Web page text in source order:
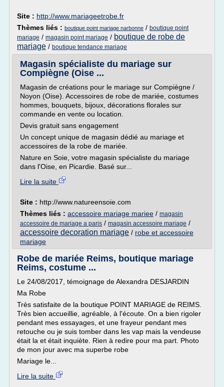
Site : http://www.mariageetrobe.fr
Thèmes liés : boutique point mariage narbonne / boutique point
mariage / magasin point mariage / boutique de robe de
mariage / boutique tendance mariage
Magasin spécialiste du mariage sur
Compiègne (Oise ...
Magasin de créations pour le mariage sur Compiègne /
Noyon (Oise). Accessoires de robe de mariée, costumes
hommes, bouquets, bijoux, décorations florales sur
commande en vente ou location.
Devis gratuit sans engagement
Un concept unique de magasin dédié au mariage et
accessoires de la robe de mariée.
Nature en Soie, votre magasin spécialiste du mariage
dans l'Oise, en Picardie. Basé sur...
Lire la suite
Site : http://www.natureensoie.com
Thèmes liés : accessoire mariage mariee / magasin
accessoire de mariage a paris / magasin accessoire mariage /
accessoire decoration mariage / robe et accessoire
mariage
Robe de mariée Reims, boutique mariage
Reims, costume ...
Le 24/08/2017, témoignage de Alexandra DESJARDIN
Ma Robe
Très satisfaite de la boutique POINT MARIAGE de REIMS.
Très bien accueillie, agréable, à l'écoute. On a bien rigoler
pendant mes essayages, et une frayeur pendant mes
retouche ou je suis tomber dans les vap mais la vendeuse
était la et était inquiète. Rien à redire pour ma part. Photo
de mon jour avec ma superbe robe
Mariage le...
Lire la suite